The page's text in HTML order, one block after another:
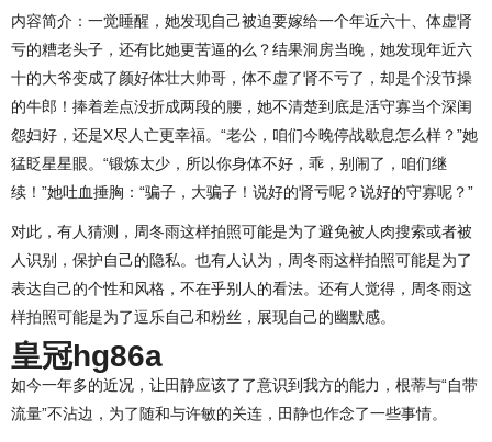
内容简介：一觉睡醒，她发现自己被迫要嫁给一个年近六十、体虚肾
亏的糟老头子，还有比她更苦逼的么？结果洞房当晚，她发现年近六
十的大爷变成了颜好体壮大帅哥，体不虚了肾不亏了，却是个没节操
的牛郎！捧着差点没折成两段的腰，她不清楚到底是活守寡当个深闺
怨妇好，还是X尽人亡更幸福。“老公，咱们今晚停战歇息怎么样？”她
猛眨星星眼。“锻炼太少，所以你身体不好，乖，别闹了，咱们继
续！”她吐血捶胸：“骗子，大骗子！说好的肾亏呢？说好的守寡呢？”
对此，有人猜测，周冬雨这样拍照可能是为了避免被人肉搜索或者被
人识别，保护自己的隐私。也有人认为，周冬雨这样拍照可能是为了
表达自己的个性和风格，不在乎别人的看法。还有人觉得，周冬雨这
样拍照可能是为了逗乐自己和粉丝，展现自己的幽默感。
皇冠hg86a
如今一年多的近况，让田静应该了了意识到我方的能力，根蒂与“自带
流量”不沾边，为了随和与许敏的关连，田静也作念了一些事情。